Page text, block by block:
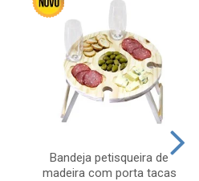
Bandeja petisqueira de
madeira com porta tacas